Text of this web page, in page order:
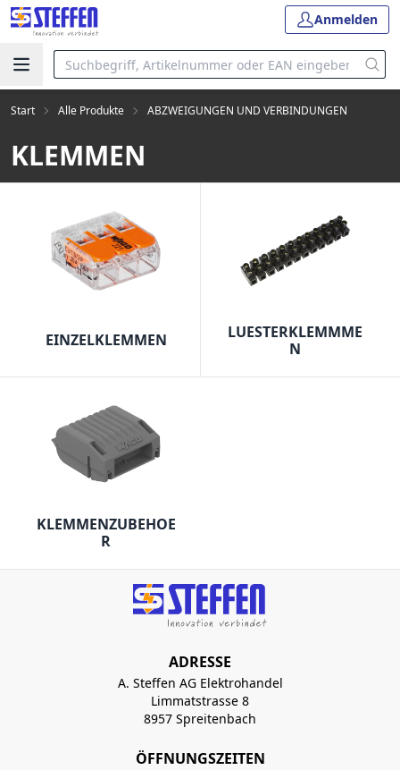
Anmelden
Start Alle Produkte ABZWEIGUNGEN UND VERBINDUNGEN
KLEMMEN
EINZELKLEMMEN
LUESTERKLEMMME
N
KLEMMENZUBEHOE
R
ADRESSE
A. Steffen AG Elektrohandel
Limmatstrasse 8
8957 Spreitenbach
ÖFFNUNGSZEITEN